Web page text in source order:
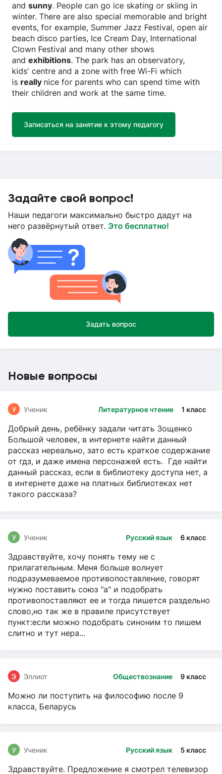
and sunny. People can go ice skating or skiing in
winter. There are also special memorable and bright
events, for example, Summer Jazz Festival, open air
beach disco parties, Ice Cream Day, International
Clown Festival and many other shows
and exhibitions. The park has an observatory,
kids' centre and a zone with free Wi-Fi which
is really nice for parents who can spend time with
their children and work at the same time.
Записаться на занятие к этому педагогу
Задайте свой вопрос!
Наши педагоги максимально быстро дадут на
него развёрнутый ответ. Это бесплатно!
Задать вопрос
Новые вопросы
Литературное чтение 1 класс
У Ученик
Добрый день, ребёнку задали читать Зощенко
Большой человек, в интернете найти данный
рассказ нереально, зато есть краткое содержание
от гдз, и даже имена персонажей есть. Где найти
данный рассказ, если в библиотеку доступа нет, а
в интернете даже на платных библиотеках нет
такого рассказа?
Русский язык 6 класс
У Ученик
Здравствуйте, хочу понять тему не с
прилагательным. Меня больше волнует
подразумеваемое противопоставление, говорят
нужно поставить союз "а" и подобрать
противопоставляют ее и тогда пишется раздельно
слово,но так же в правиле присутствует
пункт:если можно подобрать синоним то пишем
слитно и тут нера...
Обществознание 9 класс
Э Эллиот
Можно ли поступить на философию после 9
класса, Беларусь
Русский язык 5 класс
У Ученик
Здравствуйте. Предложение я смотрел телевизор